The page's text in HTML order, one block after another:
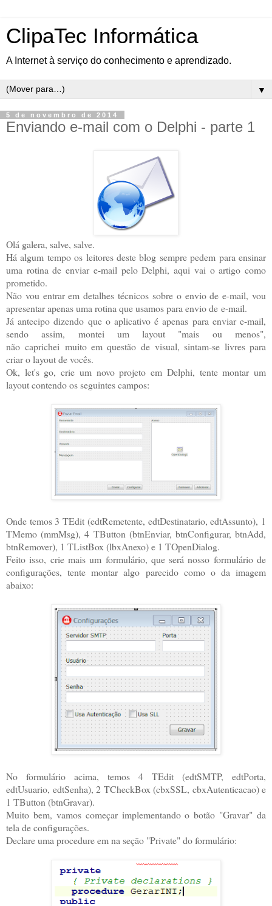
ClipaTec Informática
A Internet à serviço do conhecimento e aprendizado.
▼
5 de novembro de 2014
Enviando e-mail com o Delphi - parte 1
Olá galera, salve, salve.
Há algum tempo os leitores deste blog sempre pedem para ensinar
uma rotina de enviar e-mail pelo Delphi, aqui vai o artigo como
prometido.
Não vou entrar em detalhes técnicos sobre o envio de e-mail, vou
apresentar apenas uma rotina que usamos para envio de e-mail.
Já antecipo dizendo que o aplicativo é apenas para enviar e-mail,
sendo assim, montei um layout "mais ou menos",
não caprichei muito em questão de visual, sintam-se livres para
criar o layout de vocês.
Ok, let's go, crie um novo projeto em Delphi, tente montar um
layout contendo os seguintes campos:
Onde temos 3 TEdit (edtRemetente, edtDestinatario, edtAssunto), 1
TMemo (mmMsg), 4 TButton (btnEnviar, btnConfigurar, btnAdd,
btnRemover), 1 TListBox (lbxAnexo) e 1 TOpenDialog.
Feito isso, crie mais um formulário, que será nosso formulário de
configurações, tente montar algo parecido como o da imagem
abaixo:
No formulário acima, temos 4 TEdit (edtSMTP, edtPorta,
edtUsuario, edtSenha), 2 TCheckBox (cbxSSL, cbxAutenticacao) e
1 TButton (btnGravar).
Muito bem, vamos começar implementando o botão "Gravar" da
tela de configurações.
Declare uma procedure em na seção "Private" do formulário: